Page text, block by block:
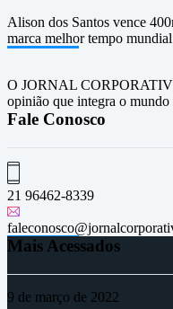
Alison dos Santos vence
marca melhor tempo
O JORNAL
opinião que integra o mundo
Fale Conosco
21 96462-8339
Mais Acessados
9 de março de 2022